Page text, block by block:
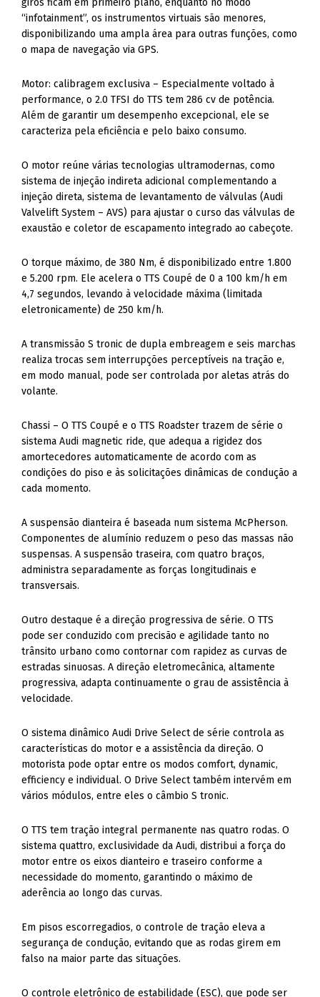
giros ficam em primeiro plano, enquanto no modo
“infotainment”, os instrumentos virtuais são menores,
disponibilizando uma ampla área para outras funções, como
o mapa de navegação via GPS.
Motor: calibragem exclusiva – Especialmente voltado à
performance, o 2.0 TFSI do TTS tem 286 cv de potência.
Além de garantir um desempenho excepcional, ele se
caracteriza pela eficiência e pelo baixo consumo.
O motor reúne várias tecnologias ultramodernas, como
sistema de injeção indireta adicional complementando a
injeção direta, sistema de levantamento de válvulas (Audi
Valvelift System – AVS) para ajustar o curso das válvulas de
exaustão e coletor de escapamento integrado ao cabeçote.
O torque máximo, de 380 Nm, é disponibilizado entre 1.800
e 5.200 rpm. Ele acelera o TTS Coupé de 0 a 100 km/h em
4,7 segundos, levando à velocidade máxima (limitada
eletronicamente) de 250 km/h.
A transmissão S tronic de dupla embreagem e seis marchas
realiza trocas sem interrupções perceptíveis na tração e,
em modo manual, pode ser controlada por aletas atrás do
volante.
Chassi – O TTS Coupé e o TTS Roadster trazem de série o
sistema Audi magnetic ride, que adequa a rigidez dos
amortecedores automaticamente de acordo com as
condições do piso e às solicitações dinâmicas de condução a
cada momento.
A suspensão dianteira é baseada num sistema McPherson.
Componentes de alumínio reduzem o peso das massas não
suspensas. A suspensão traseira, com quatro braços,
administra separadamente as forças longitudinais e
transversais.
Outro destaque é a direção progressiva de série. O TTS
pode ser conduzido com precisão e agilidade tanto no
trânsito urbano como contornar com rapidez as curvas de
estradas sinuosas. A direção eletromecânica, altamente
progressiva, adapta continuamente o grau de assistência à
velocidade.
O sistema dinâmico Audi Drive Select de série controla as
características do motor e a assistência da direção. O
motorista pode optar entre os modos comfort, dynamic,
efficiency e individual. O Drive Select também intervém em
vários módulos, entre eles o câmbio S tronic.
O TTS tem tração integral permanente nas quatro rodas. O
sistema quattro, exclusividade da Audi, distribui a força do
motor entre os eixos dianteiro e traseiro conforme a
necessidade do momento, garantindo o máximo de
aderência ao longo das curvas.
Em pisos escorregadios, o controle de tração eleva a
segurança de condução, evitando que as rodas girem em
falso na maior parte das situações.
O controle eletrônico de estabilidade (ESC), que pode ser